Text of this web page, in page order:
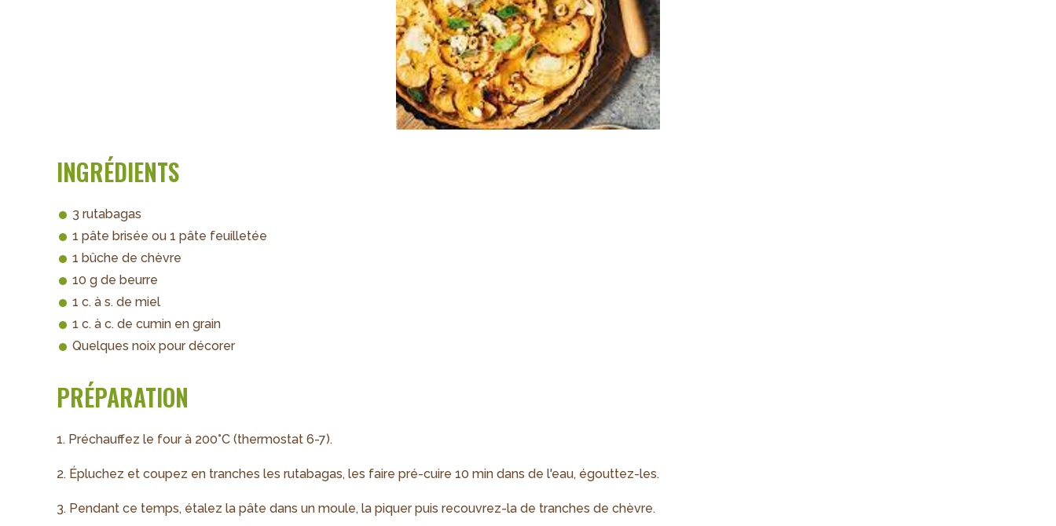
INGRÉDIENTS
3 rutabagas
1 pâte brisée ou 1 pâte feuilletée
1 bûche de chèvre
10 g de beurre
1 c. à s. de miel
1 c. à c. de cumin en grain
Quelques noix pour décorer
PRÉPARATION
1. Préchauffez le four à 200°C (thermostat 6-7).
2. Épluchez et coupez en tranches les rutabagas, les faire pré-cuire 10 min dans de l'eau, égouttez-les.
3. Pendant ce temps, étalez la pâte dans un moule, la piquer puis recouvrez-la de tranches de chèvre.